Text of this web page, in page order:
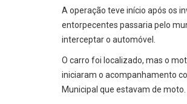
A operação teve início após os
entorpecentes passaria pelo
interceptar o automóvel.
O carro foi localizado, mas o
iniciaram o acompanhamento
Municipal que estavam de moto.